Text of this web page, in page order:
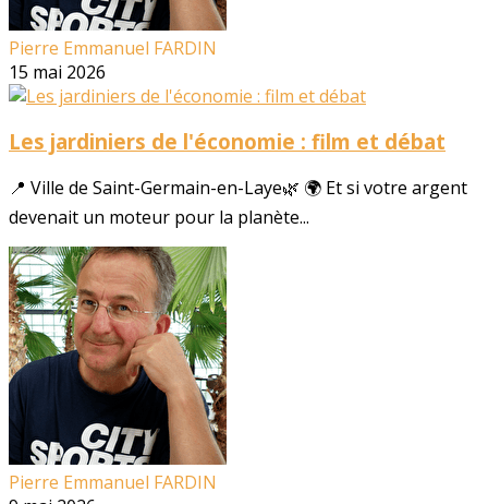
Pierre Emmanuel FARDIN
15 mai 2026
Les jardiniers de l'économie : film et débat
📍 Ville de Saint-Germain-en-Laye🌿 🌍 Et si votre argent
devenait un moteur pour la planète...
Pierre Emmanuel FARDIN